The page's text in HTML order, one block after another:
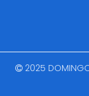
2025